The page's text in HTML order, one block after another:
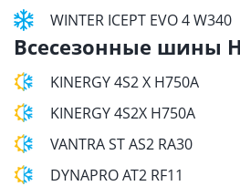
WINTER ICEPT EVO 4 W340
Всесезонные шины
KINERGY 4S2 X H750A
KINERGY 4S2X H750A
VANTRA ST AS2 RA30
DYNAPRO AT2 RF11